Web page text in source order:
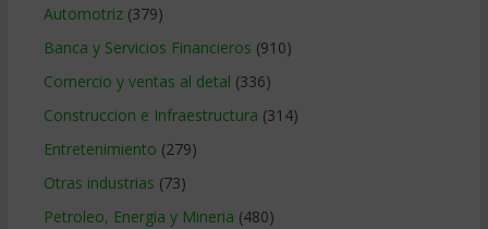
Automotriz(379)
Banca y Servicios Financieros (910)
Comercio y ventas al detal (336)
Construccion e Infraestructura (314)
Entretenimiento (279)
Otras industrias (73)
Petroleo, Energia y Mineria (480)